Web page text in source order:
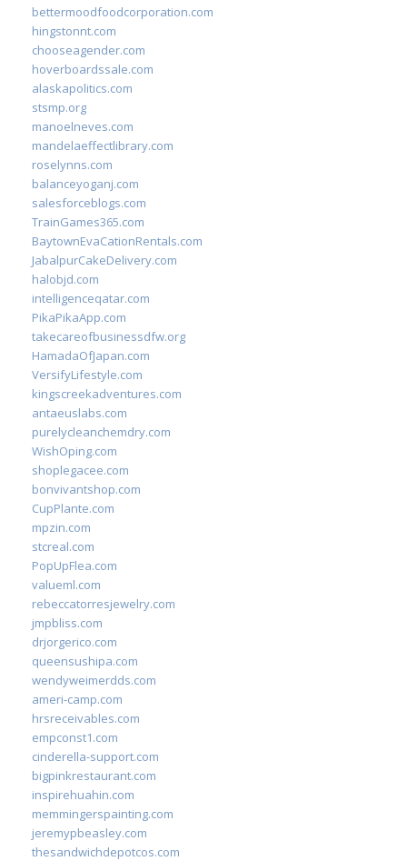
bettermoodfoodcorporation.com
hingstonnt.com
chooseagender.com
hoverboardssale.com
alaskapolitics.com
stsmp.org
manoelneves.com
mandelaeffectlibrary.com
roselynns.com
balanceyoganj.com
salesforceblogs.com
TrainGames365.com
BaytownEvaCationRentals.com
JabalpurCakeDelivery.com
halobjd.com
intelligenceqatar.com
PikaPikaApp.com
takecareofbusinessdfw.org
HamadaOfJapan.com
VersifyLifestyle.com
kingscreekadventures.com
antaeuslabs.com
purelycleanchemdry.com
WishOping.com
shoplegacee.com
bonvivantshop.com
CupPlante.com
mpzin.com
stcreal.com
PopUpFlea.com
valueml.com
rebeccatorresjewelry.com
jmpbliss.com
drjorgerico.com
queensushipa.com
wendyweimerdds.com
ameri-camp.com
hrsreceivables.com
empconst1.com
cinderella-support.com
bigpinkrestaurant.com
inspirehuahin.com
memmingerspainting.com
jeremypbeasley.com
thesandwichdepotcos.com